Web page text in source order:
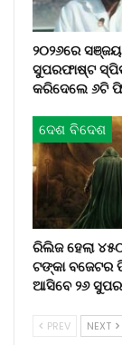
୨୦୨୬ରେ
ସୁପରଫାଷ୍ଟ
କରିଦେଲେ ୬ଟି
ଦେଶ ବିଦେଶ
ରିଲିଜ ହେଲା
ଟଙ୍କା
ଆସିବେ ୨୬
PREV NEXT